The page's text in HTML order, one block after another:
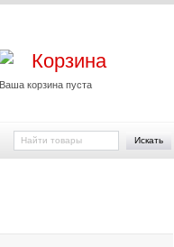
Корзина
Ваша корзина пуста
Искать